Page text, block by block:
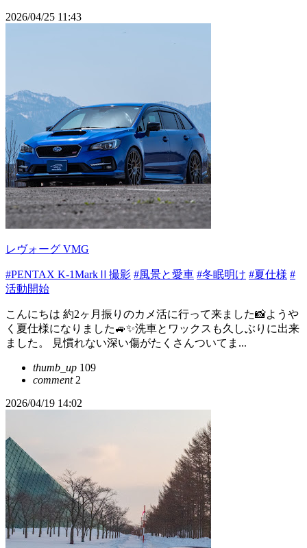
2026/04/25 11:43
レヴォーグ VMG
#PENTAX K-1MarkⅡ撮影 #風景と愛車 #冬眠明け #夏仕様 #
活動開始
こんにちは 約2ヶ月振りのカメ活に行って来ました📸ようや
く夏仕様になりました🚙✨洗車とワックスも久しぶりに出来
ました。 見慣れない深い傷がたくさんついてま...
thumb_up 109
comment2
2026/04/19 14:02